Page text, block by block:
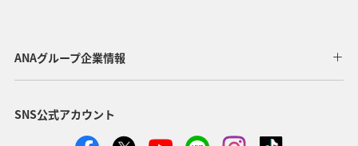
ANAグループ企業情報
SNS公式アカウント